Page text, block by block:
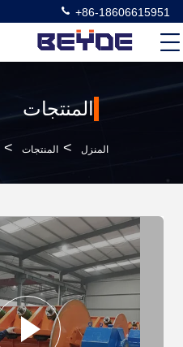
+86-18606615951
المنتجات
المنزل > المنتجات >